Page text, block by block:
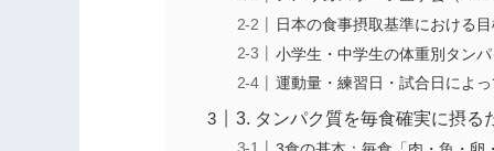
日本の食事摂取基準における
小学生・中学生の体重別タン
運動量・練習日・試合日によ
3. タンパク質を毎食確実に摂る